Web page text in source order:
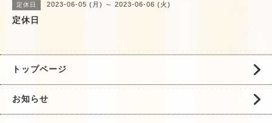
定休日 2023-06-05 (月) ～ 2023-06-06 (火)
定休日
トップページ
お知らせ